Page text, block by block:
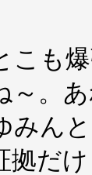
こも
～。
みん
拠だ